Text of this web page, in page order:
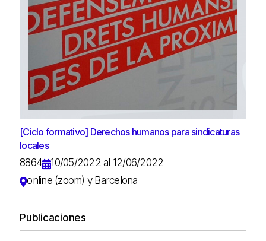
[Ciclo formativo] Derechos humanos para sindicaturas
locales
8864
10/05/2022 al 12/06/2022
online (zoom) y Barcelona
Publicaciones